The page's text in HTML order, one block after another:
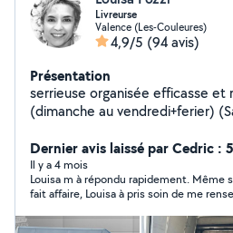
Livreurse
Valence (Les-Couleures)
4,9/5 (94 avis)
Présentation
serrieuse organisée efficasse et rapide
(dimanche au vendredi+ferier) (Sauf samedi) Aide
Valence. Périmètre j'usqu a
et frais à convenir par téléphone Possible de venir a
plusieurs si besoins pour l aide
Dernier avis laissé par Cedric :
Il y a 4 mois
Louisa m à répondu rapidement. Même
fait affaire, Louisa à pris soin de me